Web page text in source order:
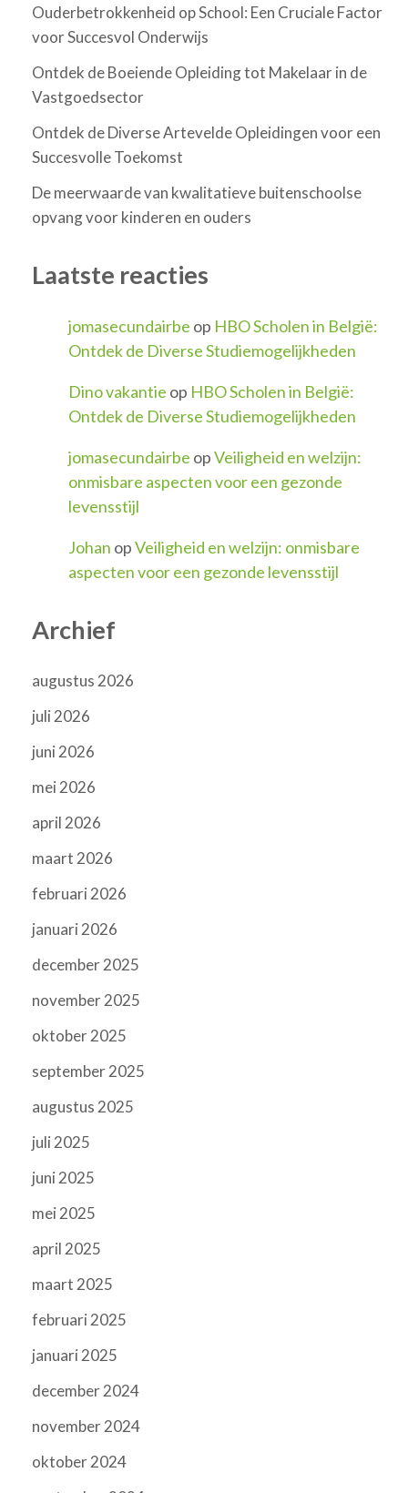
Ouderbetrokkenheid op School: Een Cruciale Factor
voor Succesvol Onderwijs
Ontdek de Boeiende Opleiding tot Makelaar in de
Vastgoedsector
Ontdek de Diverse Artevelde Opleidingen voor een
Succesvolle Toekomst
De meerwaarde van kwalitatieve buitenschoolse
opvang voor kinderen en ouders
Laatste reacties
jomasecundairbe op HBO Scholen in België:
Ontdek de Diverse Studiemogelijkheden
Dino vakantie op HBO Scholen in België:
Ontdek de Diverse Studiemogelijkheden
jomasecundairbe opVeiligheid en welzijn:
onmisbare aspecten voor een gezonde
levensstijl
Johan opVeiligheid en welzijn: onmisbare
aspecten voor een gezonde levensstijl
Archief
augustus 2026
juli 2026
juni 2026
mei 2026
april 2026
maart 2026
februari 2026
januari 2026
december 2025
november 2025
oktober 2025
september 2025
augustus 2025
juli 2025
juni 2025
mei 2025
april 2025
maart 2025
februari 2025
januari 2025
december 2024
november 2024
oktober 2024